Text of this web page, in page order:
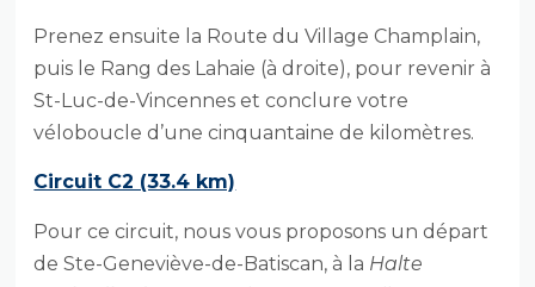
Prenez ensuite la Route du Village Champlain,
puis le Rang des Lahaie (à droite), pour revenir à
St-Luc-de-Vincennes et conclure votre
véloboucle d’une cinquantaine de kilomètres.
Circuit C2 (33.4 km)
Pour ce circuit, nous vous proposons un départ
de Ste-Geneviève-de-Batiscan, à la Halte